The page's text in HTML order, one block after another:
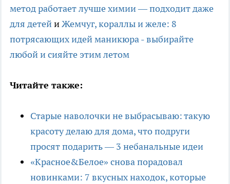
метод работает лучше химии — подходит даже
для детейиЖемчуг, кораллы и желе: 8
потрясающих идей маникюра - выбирайте
любой и сияйте этим летом
Читайте также:
Старые наволочки не выбрасываю: такую
красоту делаю для дома, что подруги
просят подарить — 3 небанальные идеи
«Красное&Белое» снова порадовал
новинками: 7 вкусных находок, которые